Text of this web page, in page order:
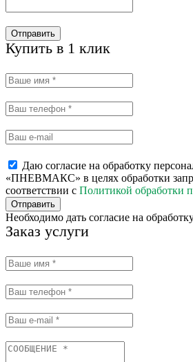
Отправить
Купить в 1 клик
Даю согласие на обработку
«ПНЕВМАКС» в целях обработки
соответствии с Политикой обработки
Отправить
Необходимо дать согласие на
Заказ услуги